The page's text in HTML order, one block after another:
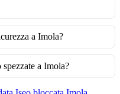
a Imola?
a Imola?